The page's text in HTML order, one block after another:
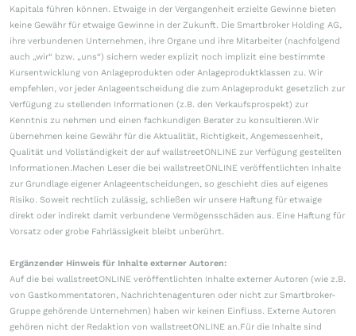
Kapitals führen können. Etwaige in der Vergangenheit erzielte Gewinne bieten
keine Gewähr für etwaige Gewinne in der Zukunft. Die Smartbroker Holding AG,
ihre verbundenen Unternehmen, ihre Organe und ihre Mitarbeiter (nachfolgend
auch „wir“ bzw. „uns“) sichern weder explizit noch implizit eine bestimmte
Kursentwicklung von Anlageprodukten oder Anlageproduktklassen zu. Wir
empfehlen, vor jeder Anlageentscheidung die zum Anlageprodukt gesetzlich zur
Verfügung zu stellenden Informationen (z.B. den Verkaufsprospekt) zur
Kenntnis zu nehmen und einen fachkundigen Berater zu konsultieren.Wir
übernehmen keine Gewähr für die Aktualität, Richtigkeit, Angemessenheit,
Qualität und Vollständigkeit der auf wallstreetONLINE zur Verfügung gestellten
Informationen.Machen Leser die bei wallstreetONLINE veröffentlichten Inhalte
zur Grundlage eigener Anlageentscheidungen, so geschieht dies auf eigenes
Risiko. Soweit rechtlich zulässig, schließen wir unsere Haftung für etwaige
direkt oder indirekt damit verbundene Vermögensschäden aus. Eine Haftung für
Vorsatz oder grobe Fahrlässigkeit bleibt unberührt.
Ergänzender Hinweis für Inhalte externer Autoren:
Auf die bei wallstreetONLINE veröffentlichten Inhalte externer Autoren (wie z.B.
von Gastkommentatoren, Nachrichtenagenturen oder nicht zur Smartbroker-
Gruppe gehörende Unternehmen) haben wir keinen Einfluss. Externe Autoren
gehören nicht der Redaktion von wallstreetONLINE an.Für die Inhalte sind